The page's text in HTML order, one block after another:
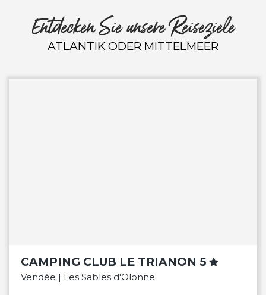
Entdecken Sie unsere Reiseziele
ATLANTIK ODER MITTELMEER
CAMPING CLUB LE TRIANON 5
Vendée | Les Sables d'Olonne